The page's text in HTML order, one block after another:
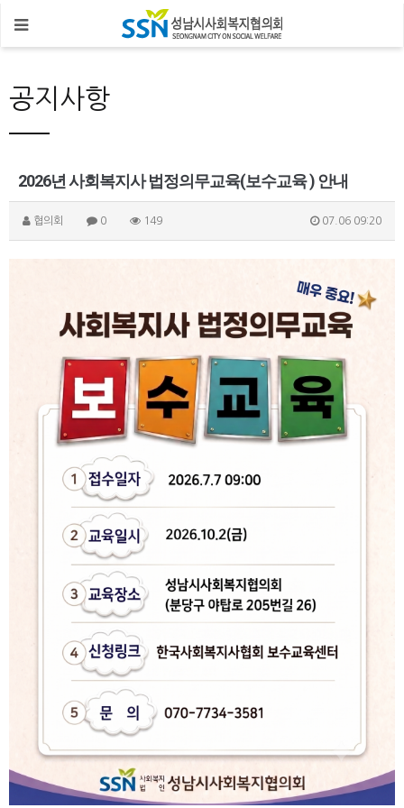
공지사항
2026년 사회복지사 법정의무교육(보수교육 ) 안내
협의회 0 149 07.06 09:20